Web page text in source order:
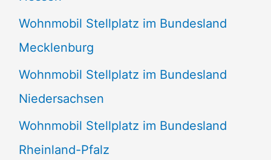
Wohnmobil Stellplatz im Bundesland
Mecklenburg
Wohnmobil Stellplatz im Bundesland
Niedersachsen
Wohnmobil Stellplatz im Bundesland
Rheinland-Pfalz